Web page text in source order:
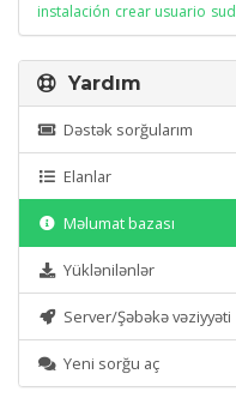
instalación crear usuario
Yardım
Dəstək sorğularım
Elanlar
Məlumat bazası
Yüklənilənlər
Server/Şəbəkə vəziyyəti
Yeni sorğu aç